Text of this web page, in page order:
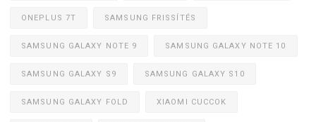
ONEPLUS 7T SAMSUNG FRISSÍTÉS
SAMSUNG GALAXY NOTE 9 SAMSUNG GALAXY NOTE 10
SAMSUNG GALAXY S9 SAMSUNG GALAXY S10
SAMSUNG GALAXY FOLD XIAOMI CUCCOK